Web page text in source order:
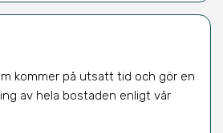
kommer på utsatt tid och gör en
av hela bostaden enligt vår